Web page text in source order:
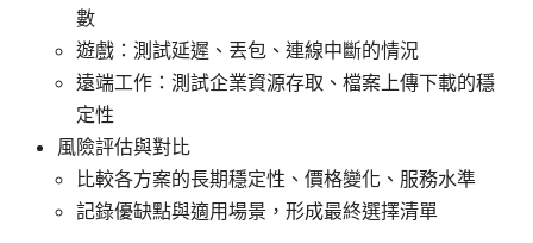
數
遊戲：測試延遲、丟包、連線中斷的情況
遠端工作：測試企業資源存取、檔案上傳下載的穩
定性
風險評估與對比
比較各方案的長期穩定性、價格變化、服務水準
記錄優缺點與適用場景，形成最終選擇清單